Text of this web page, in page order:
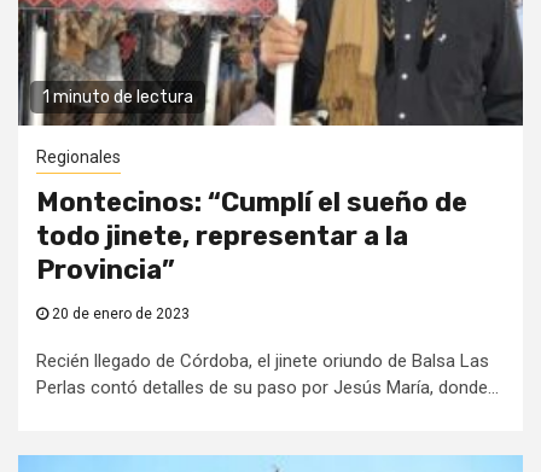
1 minuto de lectura
Regionales
Montecinos: “Cumplí el sueño de
todo jinete, representar a la
Provincia”
20 de enero de 2023
Recién llegado de Córdoba, el jinete oriundo de Balsa Las
Perlas contó detalles de su paso por Jesús María, donde...